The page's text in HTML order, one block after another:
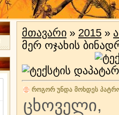
მთავარი » 2015 »
მერ ოჯახის
როგორ უნდა მოხდეს